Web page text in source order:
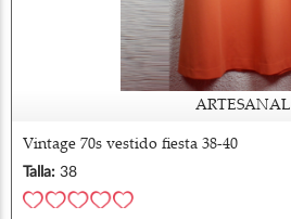
ARTESANAL
Vintage 70s vestido fiesta 38-40
Talla: 38